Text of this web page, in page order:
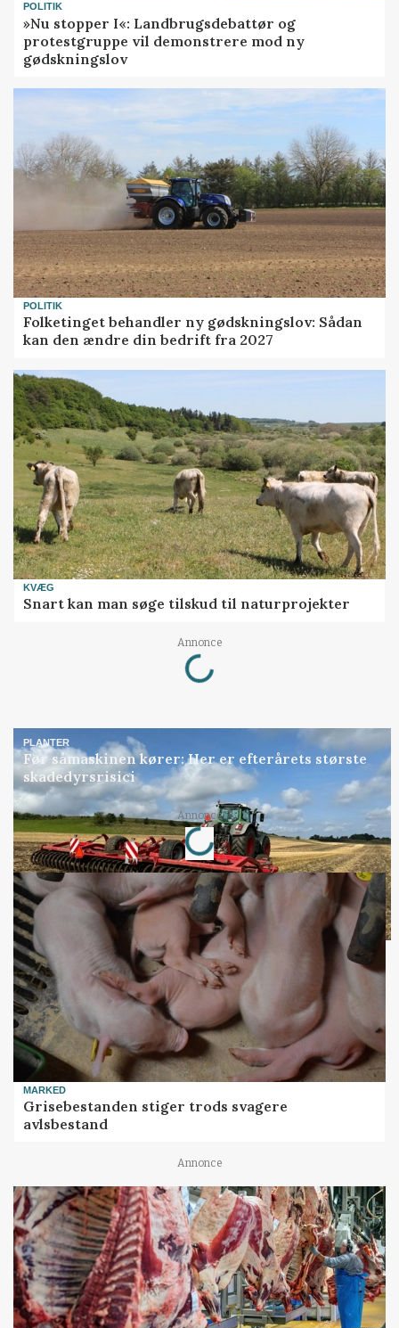
POLITIK
»Nu stopper I«: Landbrugsdebattør og
protestgruppe vil demonstrere mod ny
gødskningslov
POLITIK
Folketinget behandler ny gødskningslov: Sådan
kan den ændre din bedrift fra 2027
KVÆG
Snart kan man søge tilskud til naturprojekter
Annonce
Loading...
PLANTER
Før såmaskinen kører: Her er efterårets største
skadedyrsrisici
Annonce
Loading...
MARKED
Grisebestanden stiger trods svagere
avlsbestand
Annonce